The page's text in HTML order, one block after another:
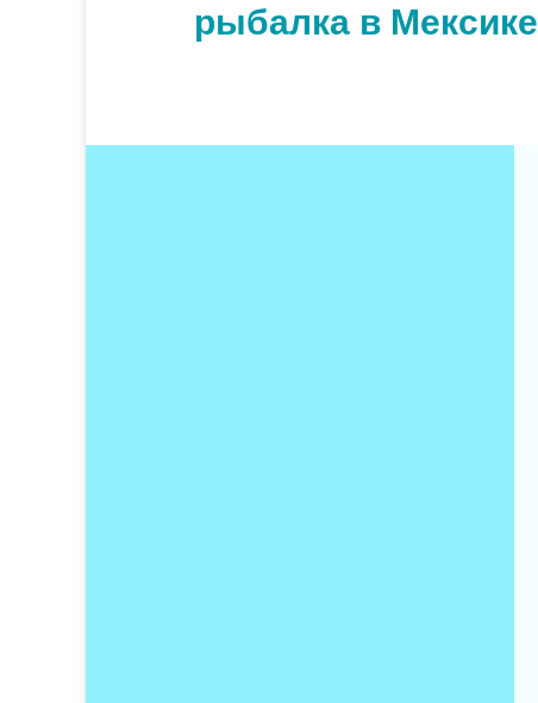
рыбалка в Мексике